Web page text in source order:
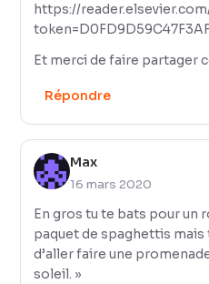
https://
Et merci de faire partager
Répondre
Max
16 mars 2020
En gros tu te bats pour un
paquet de spaghettis mais
d’aller faire une
soleil. »